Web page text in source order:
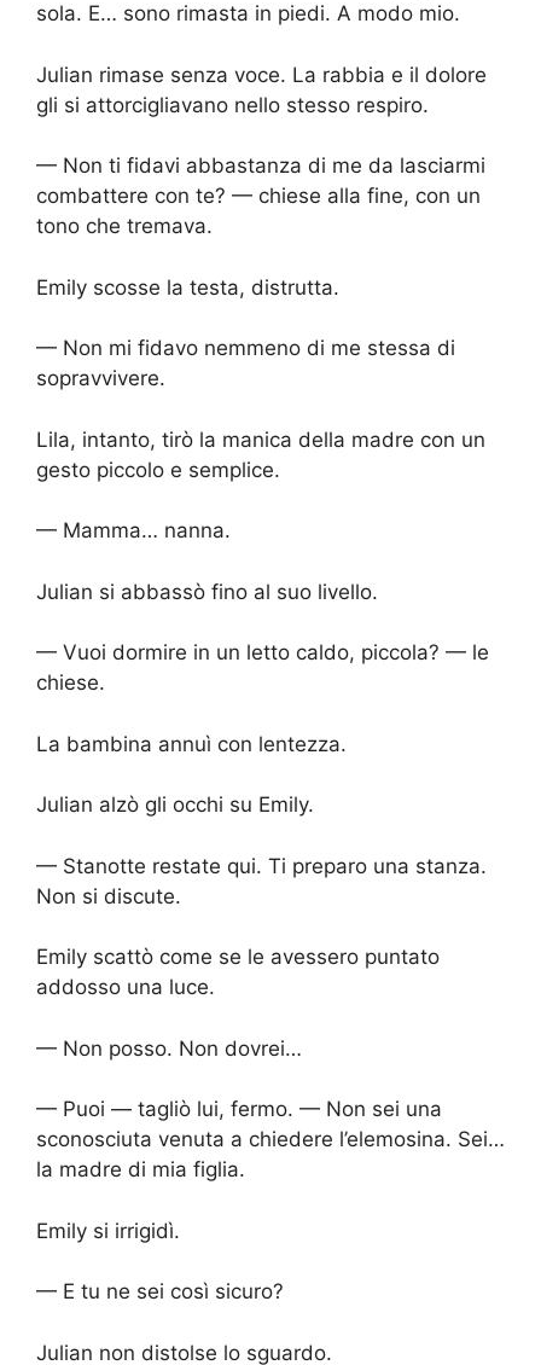
sola. E… sono rimasta in piedi. A modo mio.
Julian rimase senza voce. La rabbia e il dolore
gli si attorcigliavano nello stesso respiro.
— Non ti fidavi abbastanza di me da lasciarmi
combattere con te? — chiese alla fine, con un
tono che tremava.
Emily scosse la testa, distrutta.
— Non mi fidavo nemmeno di me stessa di
sopravvivere.
Lila, intanto, tirò la manica della madre con un
gesto piccolo e semplice.
— Mamma… nanna.
Julian si abbassò fino al suo livello.
— Vuoi dormire in un letto caldo, piccola? — le
chiese.
La bambina annuì con lentezza.
Julian alzò gli occhi su Emily.
— Stanotte restate qui. Ti preparo una stanza.
Non si discute.
Emily scattò come se le avessero puntato
addosso una luce.
— Non posso. Non dovrei…
— Puoi — tagliò lui, fermo. — Non sei una
sconosciuta venuta a chiedere l’elemosina. Sei…
la madre di mia figlia.
Emily si irrigidì.
— E tu ne sei così sicuro?
Julian non distolse lo sguardo.